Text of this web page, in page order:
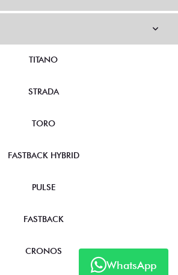
WhatsApp
TITANO
STRADA
TORO
FASTBACK HYBRID
PULSE
FASTBACK
CRONOS